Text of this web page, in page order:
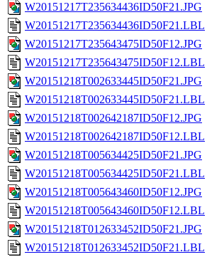
W20151217T235634436ID50F21.JPG
W20151217T235634436ID50F21.LBL
W20151217T235643475ID50F12.JPG
W20151217T235643475ID50F12.LBL
W20151218T002633445ID50F21.JPG
W20151218T002633445ID50F21.LBL
W20151218T002642187ID50F12.JPG
W20151218T002642187ID50F12.LBL
W20151218T005634425ID50F21.JPG
W20151218T005634425ID50F21.LBL
W20151218T005643460ID50F12.JPG
W20151218T005643460ID50F12.LBL
W20151218T012633452ID50F21.JPG
W20151218T012633452ID50F21.LBL